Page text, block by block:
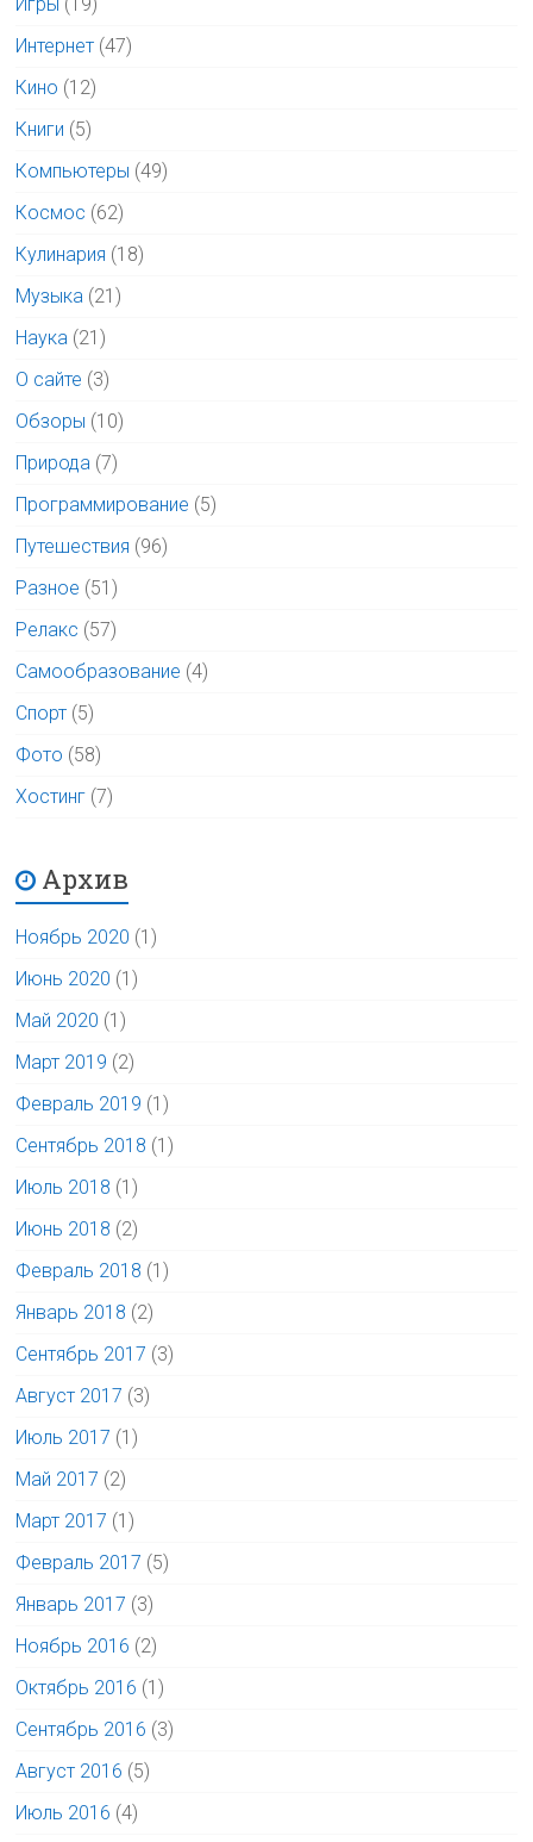
Интернет (47)
Кино (12)
Книги (5)
Компьютеры (49)
Космос (62)
Кулинария (18)
Музыка (21)
Наука (21)
О сайте (3)
Обзоры (10)
Природа (7)
Программирование (5)
Путешествия (96)
Разное (51)
Релакс (57)
Самообразование (4)
Спорт (5)
Фото (58)
Хостинг (7)
Архив
Ноябрь 2020 (1)
Июнь 2020 (1)
Май 2020 (1)
Март 2019 (2)
Февраль 2019 (1)
Сентябрь 2018 (1)
Июль 2018 (1)
Июнь 2018 (2)
Февраль 2018 (1)
Январь 2018 (2)
Сентябрь 2017 (3)
Август 2017 (3)
Июль 2017 (1)
Май 2017 (2)
Март 2017 (1)
Февраль 2017 (5)
Январь 2017 (3)
Ноябрь 2016 (2)
Октябрь 2016 (1)
Сентябрь 2016 (3)
Август 2016 (5)
Июль 2016 (4)